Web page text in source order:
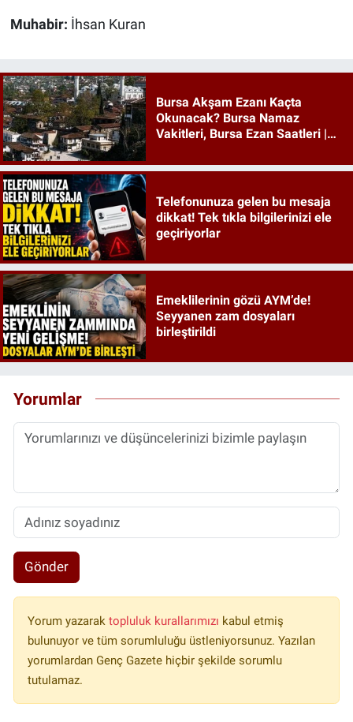
Muhabir: İhsan Kuran
Bursa Akşam Ezanı Kaçta
Okunacak? Bursa Namaz
Vakitleri, Bursa Ezan Saatleri |
Telefonunuza gelen bu mesaja
dikkat! Tek tıkla bilgilerinizi ele
geçiriyorlar
Emeklilerinin gözü AYM’de!
Seyyanen zam dosyaları
birleştirildi
Yorumlar
Gönder
Yorum yazarak topluluk kurallarımızı kabul etmiş
bulunuyor ve tüm sorumluluğu üstleniyorsunuz. Yazılan
yorumlardan Genç Gazete hiçbir şekilde sorumlu
tutulamaz.